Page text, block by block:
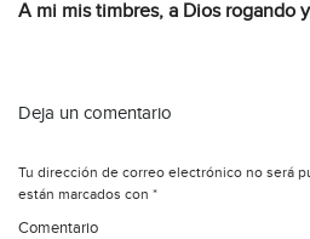
A mi mis timbres, a Dios rogando
Deja un comentario
Tu dirección de correo electrónico no será
están marcados con *
Comentario